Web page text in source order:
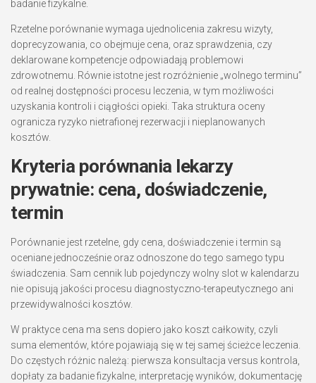
badanie fizykalne.
Rzetelne porównanie wymaga ujednolicenia zakresu wizyty,
doprecyzowania, co obejmuje cena, oraz sprawdzenia, czy
deklarowane kompetencje odpowiadają problemowi
zdrowotnemu. Równie istotne jest rozróżnienie „wolnego terminu”
od realnej dostępności procesu leczenia, w tym możliwości
uzyskania kontroli i ciągłości opieki. Taka struktura oceny
ogranicza ryzyko nietrafionej rezerwacji i nieplanowanych
kosztów.
Kryteria porównania lekarzy
prywatnie: cena, doświadczenie,
termin
Porównanie jest rzetelne, gdy cena, doświadczenie i termin są
oceniane jednocześnie oraz odnoszone do tego samego typu
świadczenia. Sam cennik lub pojedynczy wolny slot w kalendarzu
nie opisują jakości procesu diagnostyczno-terapeutycznego ani
przewidywalności kosztów.
W praktyce cena ma sens dopiero jako koszt całkowity, czyli
suma elementów, które pojawiają się w tej samej ścieżce leczenia.
Do częstych różnic należą: pierwsza konsultacja versus kontrola,
dopłaty za badanie fizykalne, interpretację wyników, dokumentację